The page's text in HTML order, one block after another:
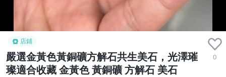
店鋪
嚴選金黃色黃銅礦方解石共生美石，光澤璀
璨適合收藏 金黃色 黃銅礦 方解石 美石
0